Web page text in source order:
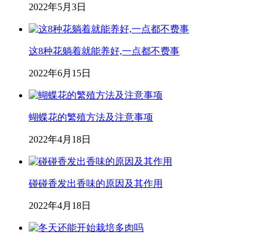
2022年5月3日
这8种花躺着就能养好,一点都不费事
2022年6月15日
蝴蝶花的繁殖方法及注意事项
2022年4月18日
碰碰香发出香味的原因及其作用
2022年4月18日